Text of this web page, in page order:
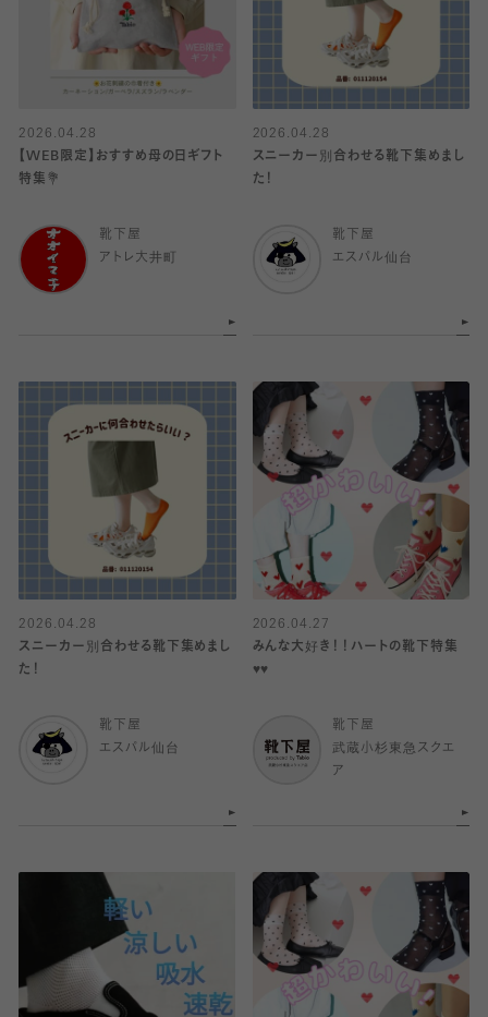
2026.04.28
【WEB限定】おすすめ母の日ギフト
特集💐
靴下屋
アトレ大井町
2026.04.28
スニーカー別合わせる靴下集めまし
た！
靴下屋
エスパル仙台
2026.04.28
スニーカー別合わせる靴下集めまし
た！
靴下屋
エスパル仙台
2026.04.27
みんな大好き！！ハートの靴下特集
♥️♥️
靴下屋
武蔵小杉東急スクエ
ア